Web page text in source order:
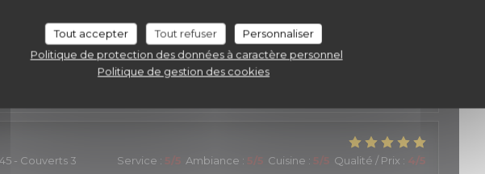
Tout accepter Tout refuser
Personnaliser
Politique de protection des données à caractère personnel
Politique de gestion des cookies
cozy atmosphere, and excellent food.
- Couverts 3 Service : 5/5 Ambiance : 5/5 Cuisine : 5/5 Qualité / Prix : 4/5